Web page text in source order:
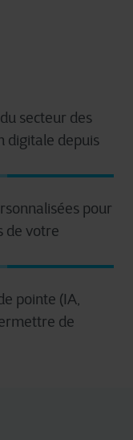
secteur des
digitale depuis
pour
de votre
pointe (IA,
de